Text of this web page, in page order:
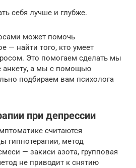
себя лучше и глубже.
может помочь
— найти того, кто умеет
Это помогаем сделать мы
анкету, а мы с помощью
подбираем вам психолога
при депрессии
считаются
гипнотерапии, метод
— закиси азота, групповая
не приводит к снятию